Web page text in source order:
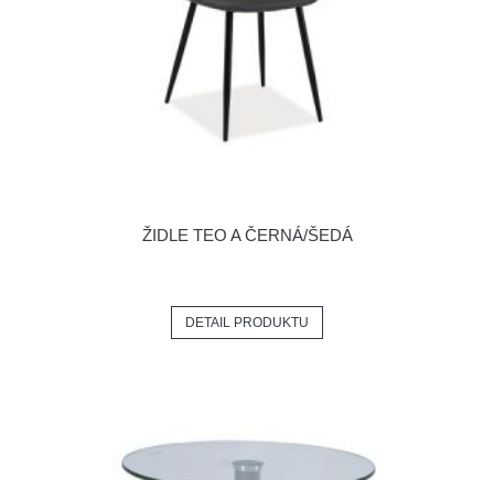
ŽIDLE TEO A ČERNÁ/ŠEDÁ
DETAIL PRODUKTU